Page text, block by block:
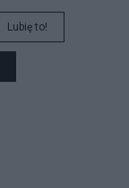
Lubię to!